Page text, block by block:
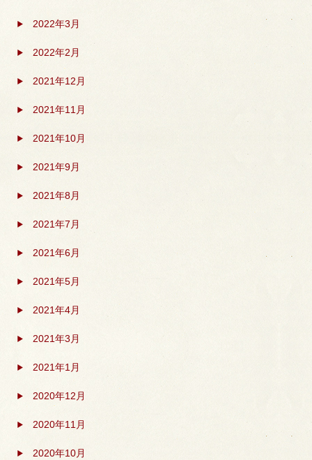
2022年3月
2022年2月
2021年12月
2021年11月
2021年10月
2021年9月
2021年8月
2021年7月
2021年6月
2021年5月
2021年4月
2021年3月
2021年1月
2020年12月
2020年11月
2020年10月